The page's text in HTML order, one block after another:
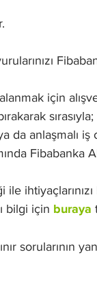
için
anlaşmalı iş
bilgi için buraya
sorularının